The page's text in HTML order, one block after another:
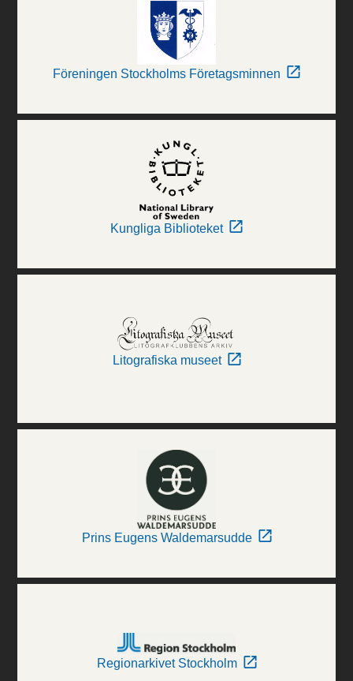
Föreningen Stockholms Företagsminnen
Kungliga Biblioteket
Litografiska museet
Prins Eugens Waldemarsudde
Regionarkivet Stockholm